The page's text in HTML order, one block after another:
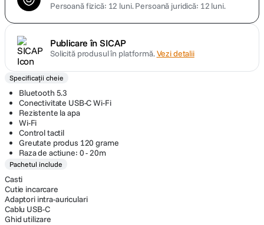
Persoană fizică: 12 luni.Persoană juridică: 12 luni.
Publicare în SICAP
Solicită produsul în platformă.Vezi detalii
Specificații cheie
Bluetooth 5.3
Conectivitate USB-C Wi-Fi
Rezistente la apa
Wi-Fi
Control tactil
Greutate produs 120 grame
Raza de actiune: 0 - 20m
Pachetul include
Casti
Cutie incarcare
Adaptori intra-auriculari
Cablu USB-C
Ghid utilizare